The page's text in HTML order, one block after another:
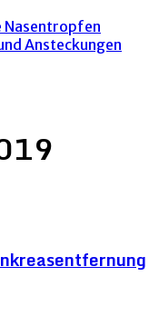
Nasentropfen
Ansteckungen